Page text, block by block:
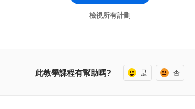
檢視所有計劃
此教學課程有幫助嗎? 是 否